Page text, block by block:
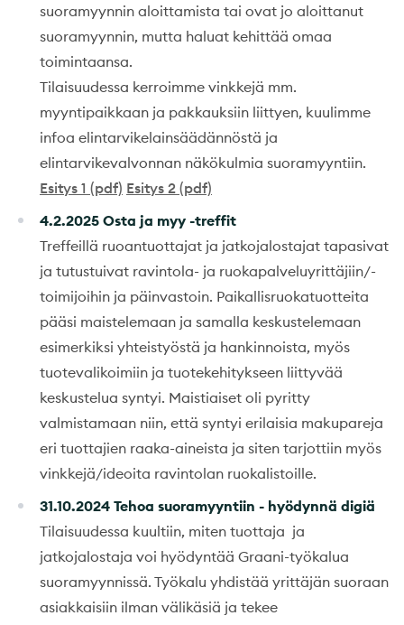
suoramyynnin aloittamista tai ovat jo aloittanut
suoramyynnin, mutta haluat kehittää omaa
toimintaansa.
Tilaisuudessa kerroimme vinkkejä mm.
myyntipaikkaan ja pakkauksiin liittyen, kuulimme
infoa elintarvikelainsäädännöstä ja
elintarvikevalvonnan näkökulmia suoramyyntiin.
Esitys 1 (pdf) Esitys 2 (pdf)
4.2.2025 Osta ja myy -treffit
Treffeillä ruoantuottajat ja jatkojalostajat tapasivat
ja tutustuivat ravintola- ja ruokapalveluyrittäjiin/-
toimijoihin ja päinvastoin. Paikallisruokatuotteita
pääsi maistelemaan ja samalla keskustelemaan
esimerkiksi yhteistyöstä ja hankinnoista, myös
tuotevalikoimiin ja tuotekehitykseen liittyvää
keskustelua syntyi. Maistiaiset oli pyritty
valmistamaan niin, että syntyi erilaisia makupareja
eri tuottajien raaka-aineista ja siten tarjottiin myös
vinkkejä/ideoita ravintolan ruokalistoille.
31.10.2024 Tehoa suoramyyntiin - hyödynnä digiä
Tilaisuudessa kuultiin, miten tuottaja ja
jatkojalostaja voi hyödyntää Graani-työkalua
suoramyynnissä. Työkalu yhdistää yrittäjän suoraan
asiakkaisiin ilman välikäsiä ja tekee